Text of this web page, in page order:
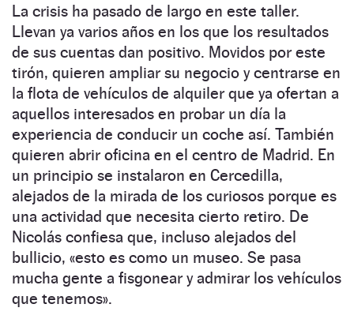
La crisis ha pasado de largo en este taller.
Llevan ya varios años en los que los resultados
de sus cuentas dan positivo. Movidos por este
tirón, quieren ampliar su negocio y centrarse en
la flota de vehículos de alquiler que ya ofertan a
aquellos interesados en probar un día la
experiencia de conducir un coche así. También
quieren abrir oficina en el centro de Madrid. En
un principio se instalaron en Cercedilla,
alejados de la mirada de los curiosos porque es
una actividad que necesita cierto retiro. De
Nicolás confiesa que, incluso alejados del
bullicio, «esto es como un museo. Se pasa
mucha gente a fisgonear y admirar los vehículos
que tenemos».